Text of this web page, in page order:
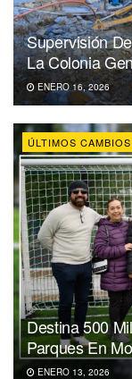
Supervisión
La Colonia
ENERO 16, 2026
ÚLTIMOS CAMBIOS
Destina 500
Parques En
ENERO 13, 2026